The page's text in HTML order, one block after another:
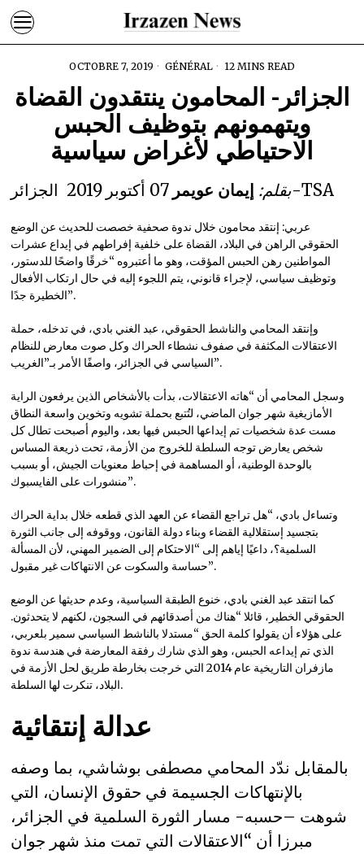
OCTOBRE 7, 2019 GÉNÉRAL 12 MINS READ
الجزائر- المحامون ينتقدون القضاة
ويتهمونهم بتوظيف الحبس
الاحتياطي لأغراض سياسية
بقلم: إيمان عويمر 07 أكتوبر 2019 الجزائر-TSA
عربي: إنتقد محامون خلال ندوة صحفية خصصت للحديث عن الوضع
الحقوقي الراهن في البلاد، القضاة على خلفية إفراطهم في إيداع عشرات
المواطنين رهن الحبس المؤقت، وهو ما أعتبروه “خرقًا واضحًا للدستور،
وتوظيف سياسي، لإجراء قانوني، يتم اللجوء إليه في حال ارتكاب الأفعال
الخطيرة جدًا”.
وإنتقد المحامي والناشط الحقوقي، عبد الغني بادي، في تدخله، حملة
الاعتقالات المكثفة في صفوف نشطاء الحراك وكل صوت معارض للنظام
السياسي في الجزائر، واصفًا الأمر بـ”الغريب”.
وسجل المحامي أن “هاته الاعتقالات، بدأت بالأشخاص الذين يرفعون الراية
الأمازيغية شهر جوان الماضي، لتُتبع بحملة تشويه وتخوين واسعة النطاق
مست عدة شخصيات تم إيداعها الحبس فيها بعد، واليوم أصبحت تطال كل
شخص يعارض توجه السلطة للخروج من الأزمة، تحت ذريعة المساس
بالوحدة الوطنية، أو المساهمة في إحباط معنويات الجيش، أو بسبب
منشورات على الفايسبوك”.
وتساءل بادي، “هل تراجع القضاء عن العهد الذي قطعه خلال بداية الحراك
بتجسيد إستقلالية القضاء وبناء دولة القانون، ووقوفه إلى جانب الثورة
السلمية؟، داعيًا إياهم إلى “الاحتكام إلى الضمير المهني، لأن المسألة
حساسة والسكوت عن الانتهاكات غير مقبول”.
كما انتقد عبد الغني بادي، خنوع الطبقة السياسية، وعدم حديثها عن الوضع
الحقوقي الخطير، قائلا “هناك من أصدقائهم في السجون، لكنهم لا يتحدثون.
على هؤلاء أن يقولوا كلمة الحق “مستدلا بالناشط السياسي سمير بلعربي،
الذي تم إيداعه الحبس، وهو الذي شارك رفقة المعارضة في هندسة ندوة
مازفران التاريخية عام 2014 التي خرجت بخارطة طريق لحل الأزمة في
البلاد، تنكرت لها السلطة.
عدالة إنتقائية
بالمقابل ندّد المحامي مصطفى بوشاشي، بما وصفه
بالإنتهاكات الجسيمة في حقوق الإنسان، التي
شوهت –حسبه- مسار الثورة السلمية في الجزائر،
مبرزا أن “الاعتقالات التي تمت منذ شهر جوان